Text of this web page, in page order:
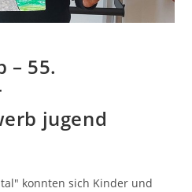
– 55.
jugend
konnten sich Kinder und